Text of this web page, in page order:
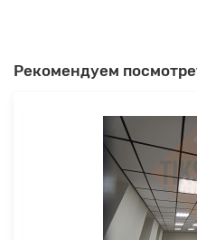
Рекомендуем